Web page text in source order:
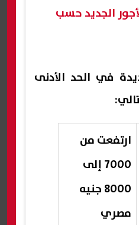
الجديد حسب
في الحد الأدنى
ارتفعت من
7000 إلى
8000 جنيه
مصري